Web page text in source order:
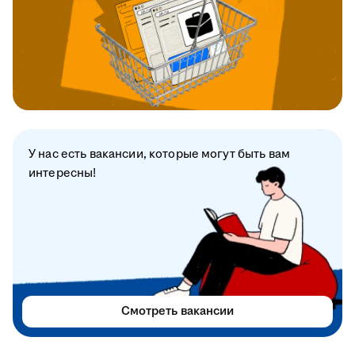
У нас есть вакансии, которые могут быть вам
интересны!
Смотреть вакансии